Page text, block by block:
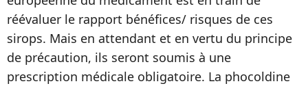
réévaluer le rapport bénéfices/ risques de ces
sirops. Mais en attendant et en vertu du principe
de précaution, ils seront soumis à une
prescription médicale obligatoire. La phocoldine